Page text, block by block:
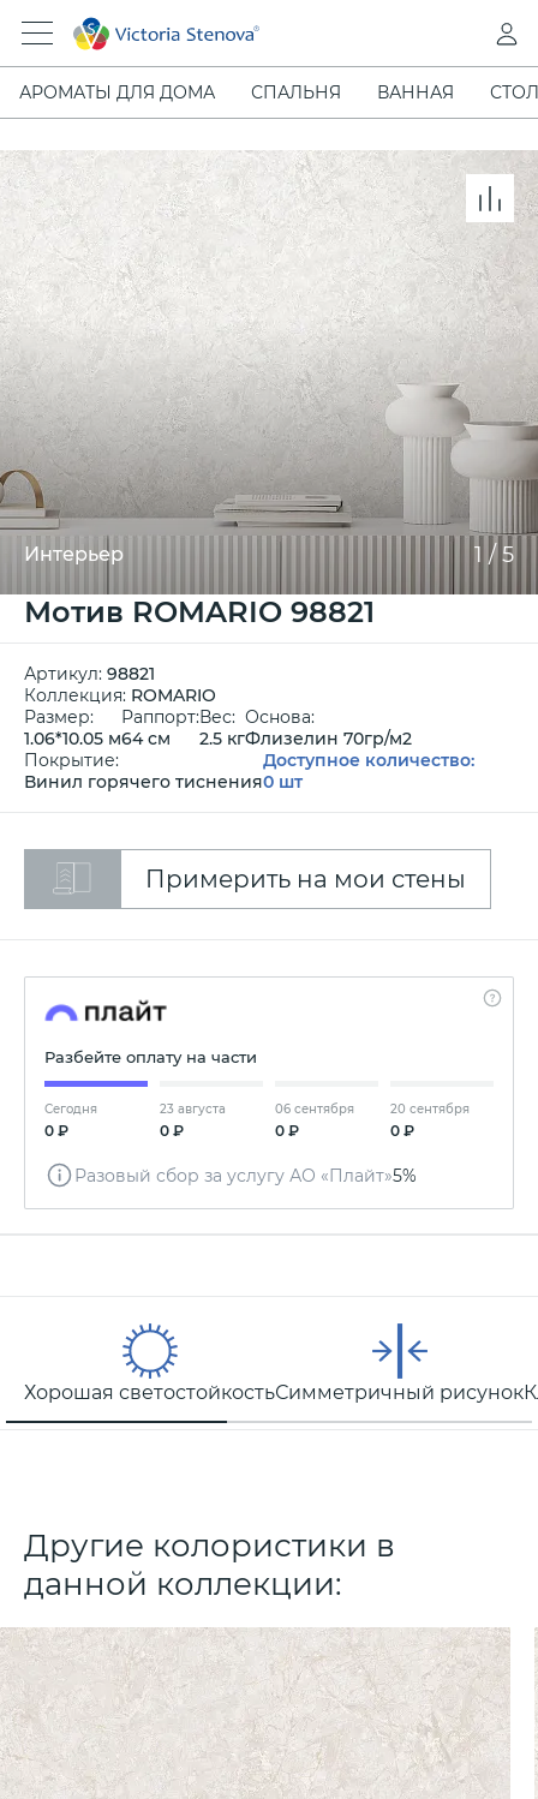
АРОМАТЫ ДЛЯ ДОМА СПАЛЬНЯ ВАННАЯ
Интерьер 1 / 5
Мотив ROMARIO 98821
Артикул: 98821
Коллекция: ROMARIO
Размер:
1.06*10.05 м
Раппорт:
64 см
Вес:
2.5 кг
Основа:
Флизелин 70гр/м2
Покрытие:
Винил горячего тиснения
Доступное количество:
0 шт
Примерить на мои стены
Разбейте оплату на части
Сегодня
0 ₽
23 августа
0 ₽
06 сентября
0 ₽
20 сентября
0 ₽
Разовый сбор за услугу АО «Плайт»5%
Хорошая светостойкостьСимметричный рисунок
Другие колористики в
данной коллекции: